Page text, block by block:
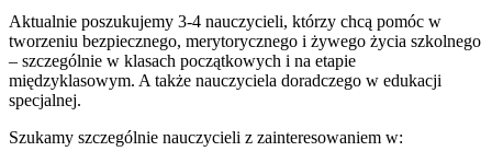
Aktualnie poszukujemy 3-4 nauczycieli, którzy chcą pomóc w
tworzeniu bezpiecznego, merytorycznego i żywego życia szkolnego
– szczególnie w klasach początkowych i na etapie
międzyklasowym. A także nauczyciela doradczego w edukacji
specjalnej.
Szukamy szczególnie nauczycieli z zainteresowaniem w: